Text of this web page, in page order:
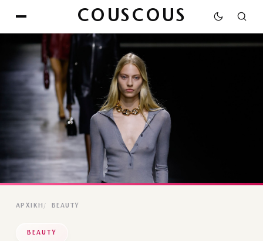
COUSCOUS
ΑΡΧΙΚΉ BEAUTY
BEAUTY